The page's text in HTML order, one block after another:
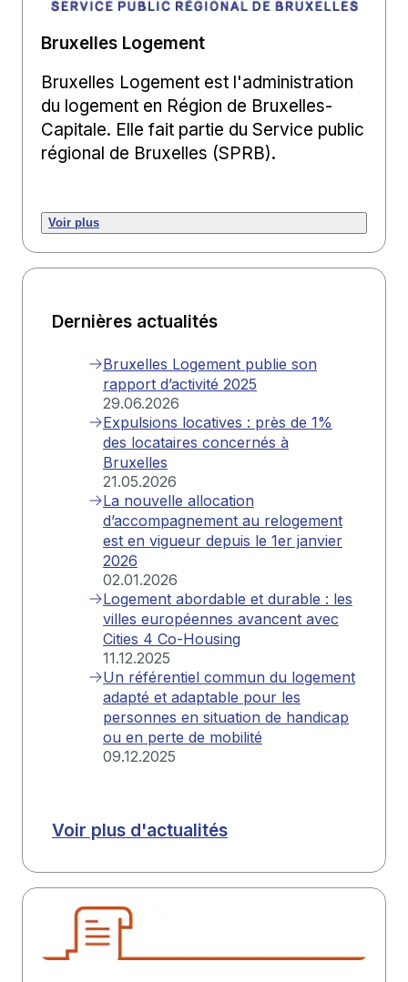
Bruxelles Logement
Bruxelles Logement est l'administration
du logement en Région de Bruxelles-
Capitale. Elle fait partie du Service public
régional de Bruxelles (SPRB).
Voir plus
Dernières actualités
Bruxelles Logement publie son
rapport d’activité 2025
29.06.2026
Expulsions locatives : près de 1%
des locataires concernés à
Bruxelles
21.05.2026
La nouvelle allocation
d’accompagnement au relogement
est en vigueur depuis le 1er janvier
2026
02.01.2026
Logement abordable et durable : les
villes européennes avancent avec
Cities 4 Co-Housing
11.12.2025
Un référentiel commun du logement
adapté et adaptable pour les
personnes en situation de handicap
ou en perte de mobilité
09.12.2025
Voir plus d'actualités